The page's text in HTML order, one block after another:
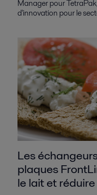
Manager pour
d'innovation pour le
Les
plaques
le lait et